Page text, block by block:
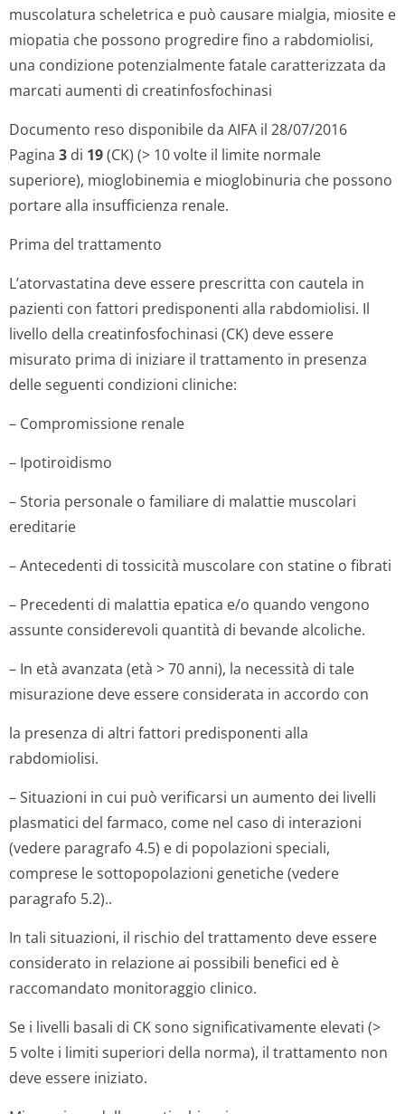
muscolatura scheletrica e può causare mialgia, miosite e
miopatia che possono progredire fino a rabdomiolisi,
una condizione potenzialmente fatale caratterizzata da
marcati aumenti di creatinfosfochinasi
Documento reso disponibile da AIFA il 28/07/2016
Pagina 3 di 19(CK) (> 10 volte il limite normale
superiore), mioglobinemia e mioglobinuria che possono
portare alla insufficienza renale.
Prima del trattamento
L’atorvastatina deve essere prescritta con cautela in
pazienti con fattori predisponenti alla rabdomiolisi. Il
livello della creatinfosfochinasi (CK) deve essere
misurato prima di iniziare il trattamento in presenza
delle seguenti condizioni cliniche:
– Compromissione renale
– Ipotiroidismo
– Storia personale o familiare di malattie muscolari
ereditarie
– Antecedenti di tossicità muscolare con statine o fibrati
– Precedenti di malattia epatica e/o quando vengono
assunte considerevoli quantità di bevande alcoliche.
– In età avanzata (età > 70 anni), la necessità di tale
misurazione deve essere considerata in accordo con
la presenza di altri fattori predisponenti alla
rabdomiolisi.
– Situazioni in cui può verificarsi un aumento dei livelli
plasmatici del farmaco, come nel caso di interazioni
(vedere paragrafo 4.5) e di popolazioni speciali,
comprese le sottopopolazioni genetiche (vedere
paragrafo 5.2)..
In tali situazioni, il rischio del trattamento deve essere
considerato in relazione ai possibili benefici ed è
raccomandato monitoraggio clinico.
Se i livelli basali di CK sono significativamente elevati (>
5 volte i limiti superiori della norma), il trattamento non
deve essere iniziato.